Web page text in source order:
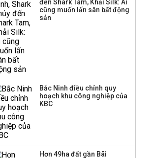
Thị trường thường
đến Shark Tam, Khải Silk: Ai
cũng muốn lấn sân bất động
sản
Bắc Ninh điều chỉnh quy
hoạch khu công nghiệp của
KBC
Hơn 49ha đất gần Bãi